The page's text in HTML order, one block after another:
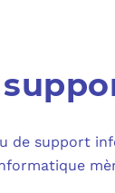
de support